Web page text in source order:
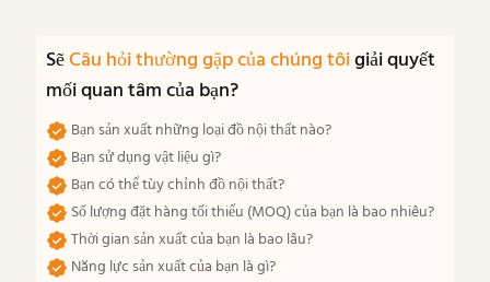
SẽCâu hỏi thường gặp của chúng tôigiải quyết
mối quan tâm của bạn?
Bạn sản xuất những loại đồ nội thất nào?
Bạn sử dụng vật liệu gì?
Bạn có thể tùy chỉnh đồ nội thất?
Số lượng đặt hàng tối thiểu (MOQ) của bạn là bao nhiêu?
Thời gian sản xuất của bạn là bao lâu?
Năng lực sản xuất của bạn là gì?